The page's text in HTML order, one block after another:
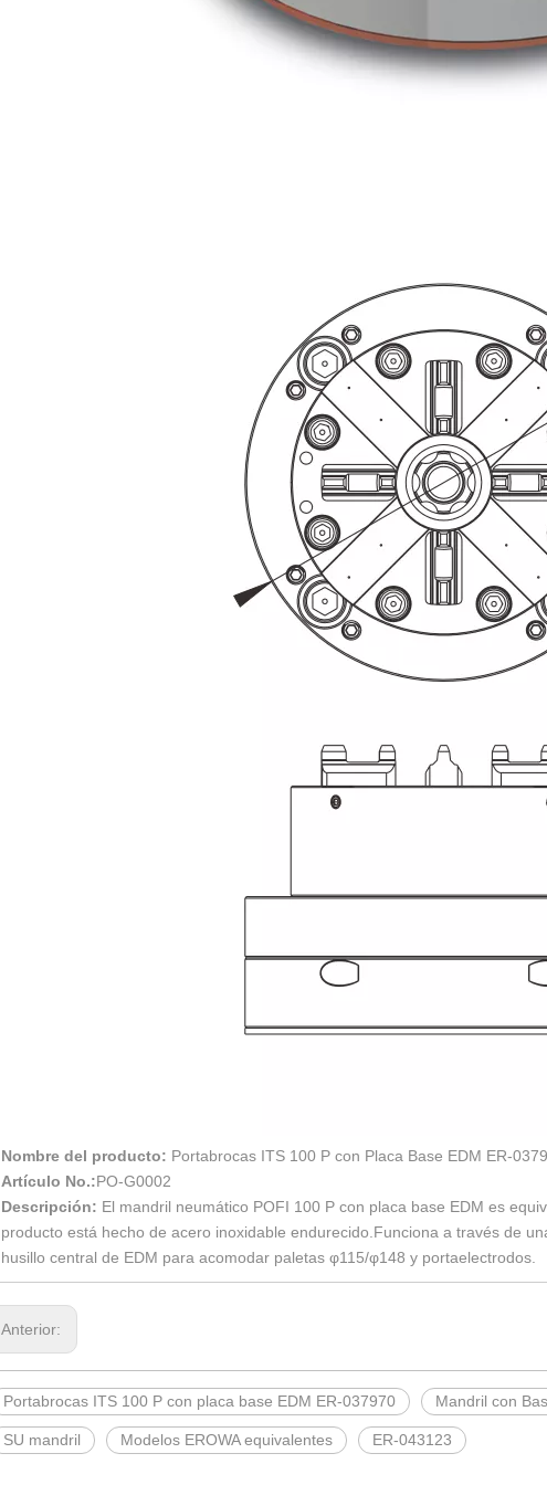
Nombre del producto: Portabrocas ITS 100 P con Placa Base EDM ER-
Artículo No.:PO-G0002
Descripción: El mandril neumático POFI 100 P con placa base EDM es
producto está hecho de acero inoxidable endurecido.Funciona a través de
husillo central de EDM para acomodar paletas φ115/φ148 y portaelectrodos.
Anterior:
Portabrocas ITS 100 P con placa base EDM ER-037970 Mandril con
SU mandril Modelos EROWA equivalentes ER-043123